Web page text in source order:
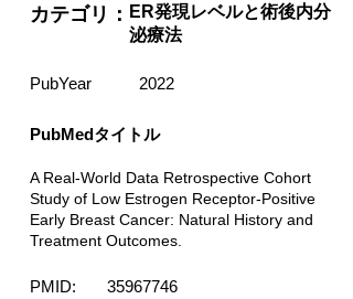
カテゴリ： ER発現レベルと術後内分
泌療法
PubYear 2022
PubMedタイトル
A Real-World Data Retrospective Cohort
Study of Low Estrogen Receptor-Positive
Early Breast Cancer: Natural History and
Treatment Outcomes.
PMID: 35967746